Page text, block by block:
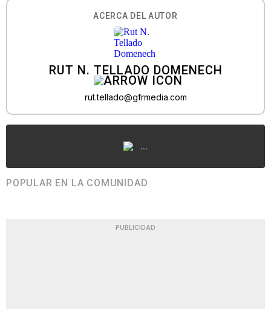
ACERCA DEL AUTOR
RUT N. TELLADO DOMENECH
rut.tellado@gfrmedia.com
...
POPULAR EN LA COMUNIDAD
PUBLICIDAD